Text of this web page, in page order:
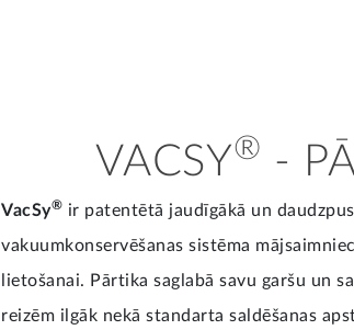
VACSY® -
VacSy® ir patentētā jaudīgākā un
vakuumkonservēšanas sistēma
lietošanai. Pārtika saglabā savu garšu un
reizēm ilgāk nekā standarta saldēšanas